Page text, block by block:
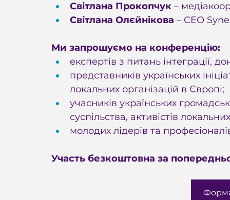
Світлана Прокопчук –
Світлана Олєйнікова – CEO
Ми запрошуємо на конференцію:
експертів з питань інтеграції,
представників українських
локальних організацій в Європі;
учасників українських
суспільства, активістів
молодих лідерів та
Участь безкоштовна за
Форма